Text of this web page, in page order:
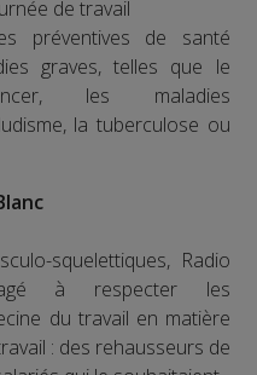
de travail
préventives de santé
graves, telles que le
les maladies
la tuberculose ou
squelettiques, Radio
à respecter les
du travail en matière
: des rehausseurs de